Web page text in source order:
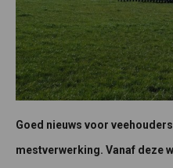
Goed nieuws voor
mestverwerking. Vanaf deze